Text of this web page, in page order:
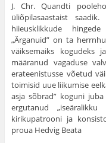
J. Chr. Quandti
üliõpilasaastaist
hiieusklikkude
„Ärganuid” on ta
väiksemaiks kogudeks
määranud vagaduse
erateenistusse võetud
toimisid uue liikumise
asja sõbrad” koguni
ergutanud
kirikupatrooni ja
proua Hedvig Beata